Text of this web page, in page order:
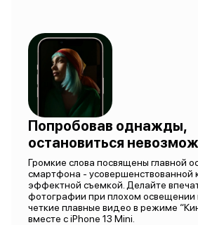
Попробовав однажды,
остановиться
Громкие слова посвящены главной
смартфона - усовершенствованной
эффектной съемкой. Делайте
фотографии при плохом освещении
четкие плавные видео в режиме
вместе с iPhone 13 Mini.